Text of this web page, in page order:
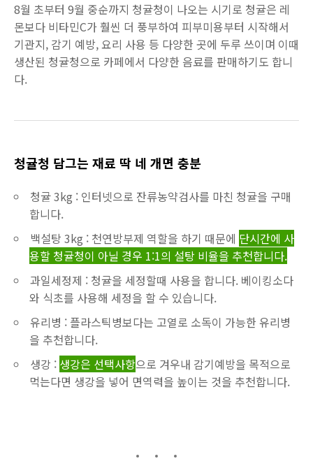
8월 초부터 9월 중순까지 청귤청이 나오는 시기로 청귤은 레
몬보다 비타민C가 훨씬 더 풍부하여 피부미용부터 시작해서
기관지, 감기 예방, 요리 사용 등 다양한 곳에 두루 쓰이며 이때
생산된 청귤청으로 카페에서 다양한 음료를 판매하기도 합니
다.
청귤청 담그는 재료 딱 네 개면 충분
청귤 3kg : 인터넷으로 잔류농약검사를 마친 청귤을 구매
합니다.
백설탕 3kg : 천연방부제 역할을 하기 때문에 단시간에 사
용할 청귤청이 아닐 경우 1:1의 설탕 비율을 추천합니다.
과일세정제 : 청귤을 세정할때 사용을 합니다. 베이킹소다
와 식초를 사용해 세정을 할 수 있습니다.
유리병 : 플라스틱병보다는 고열로 소독이 가능한 유리병
을 추천합니다.
생강 : 생강은 선택사항으로 겨우내 감기예방을 목적으로
먹는다면 생강을 넣어 면역력을 높이는 것을 추천합니다.